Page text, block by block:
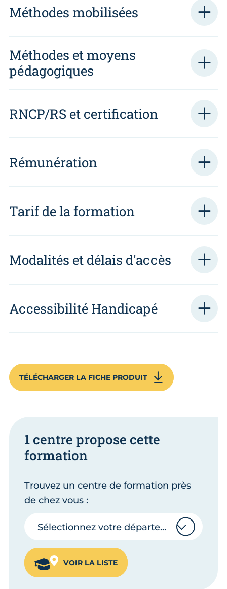
Méthodes mobilisées
Méthodes et moyens
pédagogiques
RNCP/RS et certification
Rémunération
Tarif de la formation
Modalités et délais d'accès
Accessibilité Handicapé
TÉLÉCHARGER LA FICHE PRODUIT
1 centre propose cette
formation
Trouvez un centre de formation près
de chez vous :
Sélectionnez votre département
Sélectionnez votre département
VOIR LA LISTE